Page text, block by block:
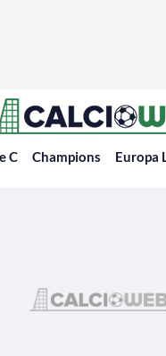
C Champions Europa